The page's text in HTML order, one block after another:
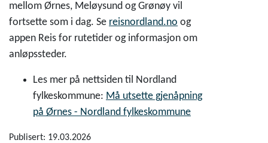
mellom Ørnes, Meløysund og Grønøy vil
fortsette som i dag. Se reisnordland.no og
appen Reis for rutetider og informasjon om
anløpssteder.
Les mer på nettsiden til Nordland
fylkeskommune: Må utsette gjenåpning
på Ørnes - Nordland fylkeskommune
Publisert: 19.03.2026